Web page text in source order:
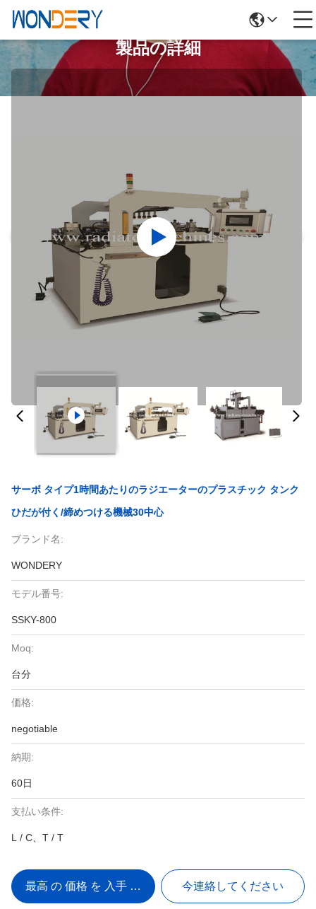
製品の詳細
サーボ タイプ1時間あたりのラジエーターのプラスチック タンク
ひだが付く/締めつける機械30中心
ブランド名:
WONDERY
モデル番号:
SSKY-800
Moq:
台分
価格:
negotiable
納期:
60日
支払い条件:
L / C、T / T
最高 の 価格 を 入手 する 今連絡してください